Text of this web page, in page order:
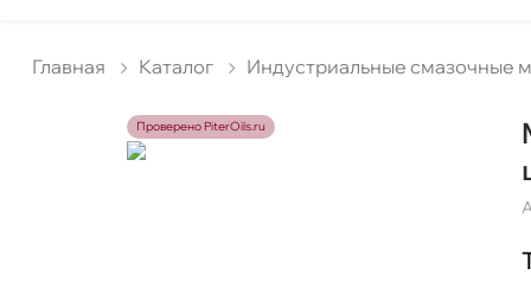
Главная Катало Индустриальные смазочные
Проверено PiterOils.ru